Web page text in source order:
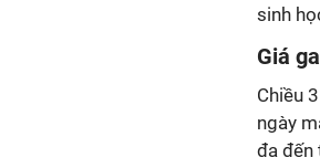
sinh
Giá
Chiều
ngày
đa đến